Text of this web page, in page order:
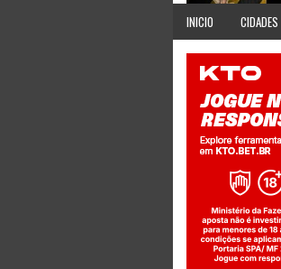
INICIO CIDADES